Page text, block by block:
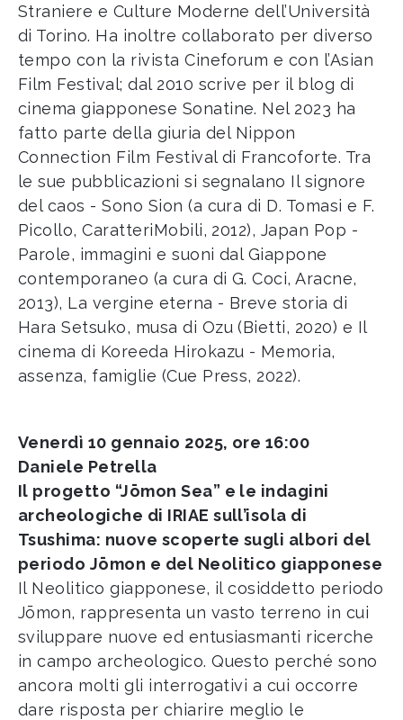
Straniere e Culture Moderne dell’Università
di Torino. Ha inoltre collaborato per diverso
tempo con la rivista Cineforum e con l’Asian
Film Festival; dal 2010 scrive per il blog di
cinema giapponese Sonatine. Nel 2023 ha
fatto parte della giuria del Nippon
Connection Film Festival di Francoforte. Tra
le sue pubblicazioni si segnalano Il signore
del caos - Sono Sion (a cura di D. Tomasi e F.
Picollo, CaratteriMobili, 2012), Japan Pop -
Parole, immagini e suoni dal Giappone
contemporaneo (a cura di G. Coci, Aracne,
2013), La vergine eterna - Breve storia di
Hara Setsuko, musa di Ozu (Bietti, 2020) e Il
cinema di Koreeda Hirokazu - Memoria,
assenza, famiglie (Cue Press, 2022).
Venerdì 10 gennaio 2025, ore 16:00
Daniele Petrella
Il progetto “Jōmon Sea” e le indagini
archeologiche di IRIAE sull’isola di
Tsushima: nuove scoperte sugli albori del
periodo Jōmon e del Neolitico giapponese
Il Neolitico giapponese, il cosiddetto periodo
Jōmon, rappresenta un vasto terreno in cui
sviluppare nuove ed entusiasmanti ricerche
in campo archeologico. Questo perché sono
ancora molti gli interrogativi a cui occorre
dare risposta per chiarire meglio le